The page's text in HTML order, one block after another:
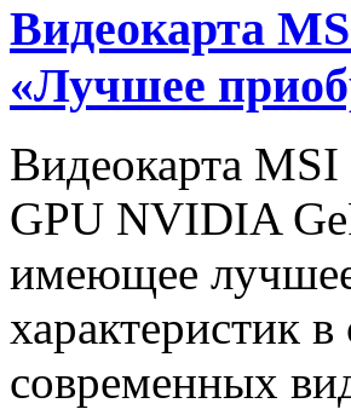
Видеокарта
«Лучшее
Видеокарта
GPU NVIDIA
имеющее
характеристик
современных